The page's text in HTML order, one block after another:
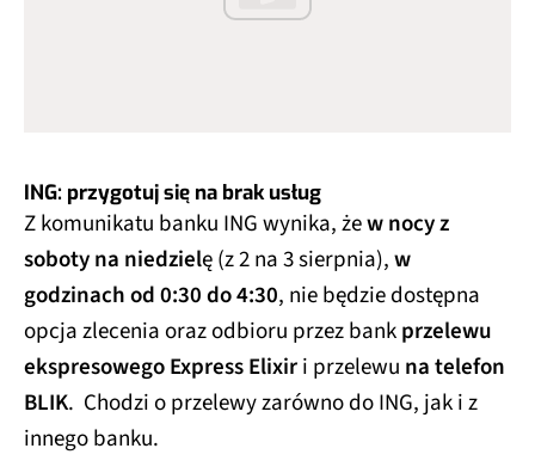
ING: przygotuj się na brak usług
Z komunikatu banku ING wynika, żew nocy z
soboty na niedzielę (z 2 na 3 sierpnia),w
godzinach od 0:30 do 4:30, nie będzie dostępna
opcja zlecenia oraz odbioru przez bankprzelewu
ekspresowego Express Elixiri przelewu na telefon
BLIK. Chodzi o przelewy zarówno do ING, jak i z
innego banku.